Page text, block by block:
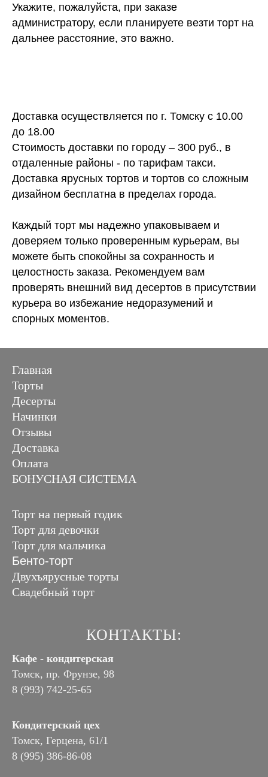
Укажите, пожалуйста, при заказе
администратору, если планируете везти торт на
дальнее расстояние, это важно.
Доставка осуществляется по г. Томску с 10.00
до 18.00
Стоимость доставки по городу – 300 руб., в
отдаленные районы - по тарифам такси.
Доставка ярусных тортов и тортов со сложным
дизайном бесплатна в пределах города.
Каждый торт мы надежно упаковываем и
доверяем только проверенным курьерам, вы
можете быть спокойны за сохранность и
целостность заказа. Рекомендуем вам
проверять внешний вид десертов в присутствии
курьера во избежание недоразумений и
спорных моментов.
Главная
Торты
Десерты
Начинки
Отзывы
Доставка
Оплата
БОНУСНАЯ СИСТЕМА
Торт на первый годик
Торт для девочки
Торт для мальчика
Бенто-торт
Двухъярусные торты
Свадебный торт
КОНТАКТЫ:
Кафе - кондитерская
Томск, пр. Фрунзе, 98
8 (993) 742-25-65
Кондитерский цех
Томск, Герцена, 61/1
8 (995) 386-86-08